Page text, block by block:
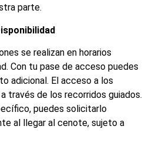
parte.
se realizan en horarios
Con tu pase de acceso puedes
adicional. El acceso a los
través de los recorridos guiados.
puedes solicitarlo
al llegar al cenote, sujeto a